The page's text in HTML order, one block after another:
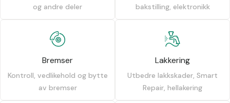
og andre deler
bakstilling, elektronikk
Bremser
Kontroll, vedlikehold og bytte
av bremser
Lakkering
Utbedre lakkskader, Smart
Repair, hellakering